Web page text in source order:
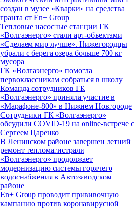
создан в музее «Кварки» на средства
гранта от En+ Group
Тепловые насосные станции ГК
«Волгаэнерго» стали арт-объектами
«Сделаем мир лучше». Нижегородцы
убрали с берега озера больше 700 кг
мусора
ГК «Волгаэнерго» помогла
первоклассникам собраться в школу
Команда сотрудников ГК
«Волгаэнерго» приняла участие в
«Марафоне-800» в Нижнем Новгороде
Сотрудники ГК «Волгаэнерго»
обсудили COVID-19 на online-встрече с
Сергеем Царенко
В Ленинском районе завершен летний
ремонт тепломагистрали
«Волгаэнерго» продолжает
модернизацию системы горячего
водоснабжения в Автозаводском
районе
En+ Group проводит прививочную
кампанию против коронавирусной